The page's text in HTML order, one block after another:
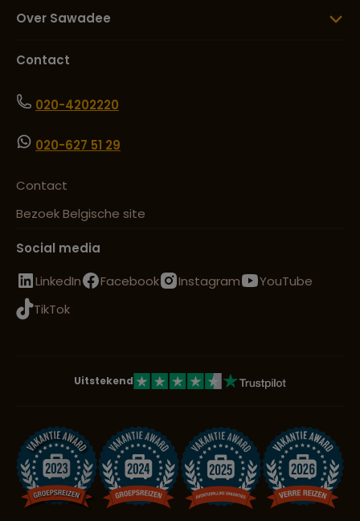
Over Sawadee
Contact
020-4202220
020-627 51 29
Contact
Bezoek Belgische site
Social media
LinkedIn
Facebook Instagram
YouTube
TikTok
Uitstekend